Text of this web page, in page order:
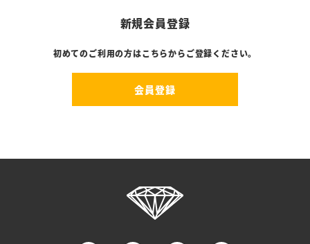
新規会員登録
初めてのご利用の方はこちらからご登録ください。
会員登録